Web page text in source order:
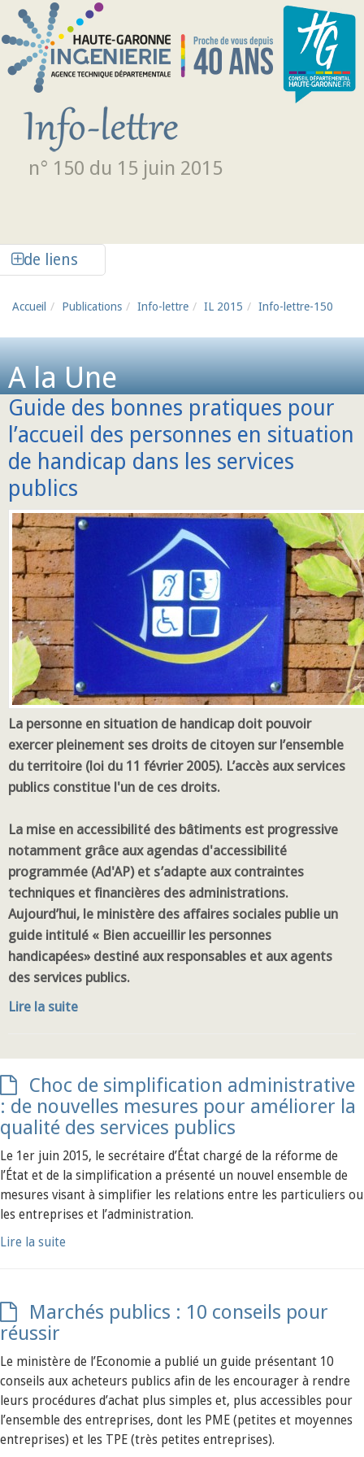
Aller au contenu principal
n° 150 du 15 juin 2015
de liens
Accueil Publications Info-lettre IL 2015 Info-lettre-150
A la Une
Guide des bonnes pratiques pour
l’accueil des personnes en situation
de handicap dans les services
publics
La personne en situation de handicap doit pouvoir
exercer pleinement ses droits de citoyen sur l’ensemble
du territoire (loi du 11 février 2005). L’accès aux services
publics constitue l'un de ces droits.
La mise en accessibilité des bâtiments est progressive
notamment grâce aux agendas d'accessibilité
programmée (Ad'AP) et s’adapte aux contraintes
techniques et financières des administrations.
Aujourd’hui, le ministère des affaires sociales publie un
guide intitulé « Bien accueillir les personnes
handicapées» destiné aux responsables et aux agents
des services publics.
Lire la suite
Choc de simplification administrative
: de nouvelles mesures pour améliorer la
qualité des services publics
Le 1er juin 2015, le secrétaire d’État chargé de la réforme de
l’État et de la simplification a présenté un nouvel ensemble de
mesures visant à simplifier les relations entre les particuliers ou
les entreprises et l’administration.
Lire la suite
Marchés publics : 10 conseils pour
réussir
Le ministère de l’Economie a publié un guide présentant 10
conseils aux acheteurs publics afin de les encourager à rendre
leurs procédures d’achat plus simples et, plus accessibles pour
l’ensemble des entreprises, dont les PME (petites et moyennes
entreprises) et les TPE (très petites entreprises).